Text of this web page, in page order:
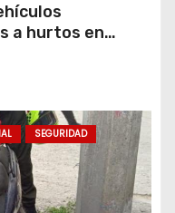
a hurtos en
Zipaquirá
SEGURIDAD